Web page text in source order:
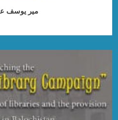
میر یوسف